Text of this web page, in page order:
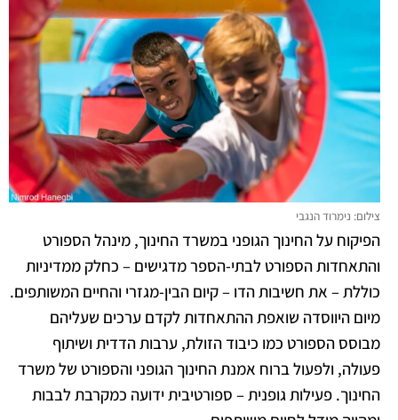
צילום: נימרוד הנגבי
הפיקוח על החינוך הגופני במשרד החינוך, מינהל הספורט
והתאחדות הספורט לבתי-הספר מדגישים – כחלק ממדיניות
כוללת – את חשיבות הדו – קיום הבין-מגזרי והחיים המשותפים.
מיום היווסדה שואפת ההתאחדות לקדם ערכים שעליהם
מבוסס הספורט כמו כיבוד הזולת, ערבות הדדית ושיתוף
פעולה, ולפעול ברוח אמנת החינוך הגופני והספורט של משרד
החינוך. פעילות גופנית – ספורטיבית ידועה כמקרבת לבבות